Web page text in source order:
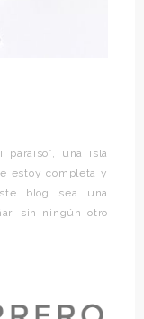
paraíso”, una isla
estoy completa y
blog sea una
sin ningún otro